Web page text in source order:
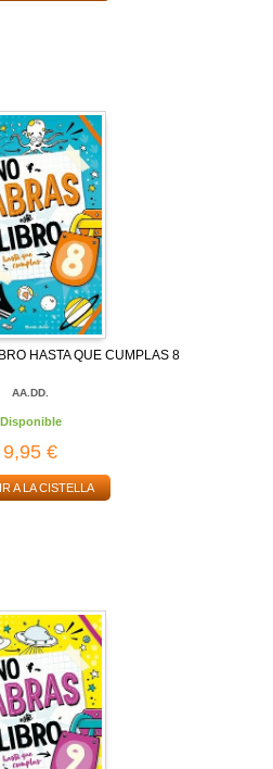
HASTA QUE CUMPLAS 8
AA.DD.
Disponible
9,95 €
A LA CISTELLA